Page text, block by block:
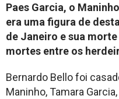
Paes Garcia, o
era uma figura de
de Janeiro e sua
mortes entre os
Bernardo Bello foi
Maninho, Tamara